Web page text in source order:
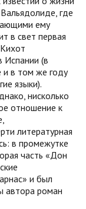
где
ему
в свет первая
Испании (в
и в том же году
языки).
нисколько
отношение к
литературная
в промежутке
часть «Дон
и был
автора роман